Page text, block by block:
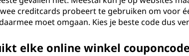
creditcards probeert te gebruiken om voor
moet omgaan. Kies je beste code dus
elke online winkel